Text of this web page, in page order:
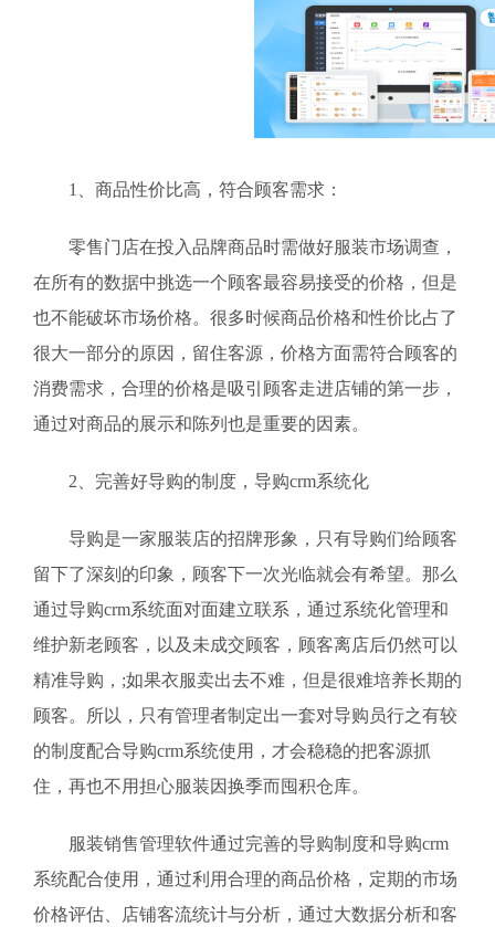
1、商品性价比高，符合顾客需求：
零售门店在投入品牌商品时需做好服装市场调查，
在所有的数据中挑选一个顾客最容易接受的价格，但是
也不能破坏市场价格。很多时候商品价格和性价比占了
很大一部分的原因，留住客源，价格方面需符合顾客的
消费需求，合理的价格是吸引顾客走进店铺的第一步，
通过对商品的展示和陈列也是重要的因素。
2、完善好导购的制度，导购crm系统化
导购是一家服装店的招牌形象，只有导购们给顾客
留下了深刻的印象，顾客下一次光临就会有希望。那么
通过导购crm系统面对面建立联系，通过系统化管理和
维护新老顾客，以及未成交顾客，顾客离店后仍然可以
精准导购，;如果衣服卖出去不难，但是很难培养长期的
顾客。所以，只有管理者制定出一套对导购员行之有较
的制度配合导购crm系统使用，才会稳稳的把客源抓
住，再也不用担心服装因换季而囤积仓库。
服装销售管理软件通过完善的导购制度和导购crm
系统配合使用，通过利用合理的商品价格，定期的市场
价格评估、店铺客流统计与分析，通过大数据分析和客